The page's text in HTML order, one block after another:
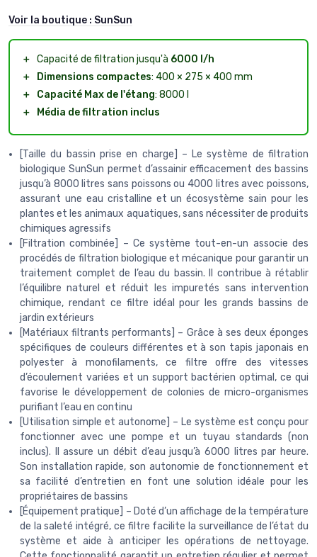
Voir la boutique : SunSun
＋ Capacité de filtration jusqu'à 6000 l/h
＋
Dimensions compactes: 400 × 275 × 400 mm
＋
Capacité Max de l'étang: 8000 l
＋
Média de filtration inclus
[Taille du bassin prise en charge] – Le système de filtration
biologique SunSun permet d’assainir efficacement des bassins
jusqu’à 8000 litres sans poissons ou 4000 litres avec poissons,
assurant une eau cristalline et un écosystème sain pour les
plantes et les animaux aquatiques, sans nécessiter de produits
chimiques agressifs
[Filtration combinée] – Ce système tout-en-un associe des
procédés de filtration biologique et mécanique pour garantir un
traitement complet de l’eau du bassin. Il contribue à rétablir
l’équilibre naturel et réduit les impuretés sans intervention
chimique, rendant ce filtre idéal pour les grands bassins de
jardin extérieurs
[Matériaux filtrants performants] – Grâce à ses deux éponges
spécifiques de couleurs différentes et à son tapis japonais en
polyester à monofilaments, ce filtre offre des vitesses
d’écoulement variées et un support bactérien optimal, ce qui
favorise le développement de colonies de micro-organismes
purifiant l’eau en continu
[Utilisation simple et autonome] – Le système est conçu pour
fonctionner avec une pompe et un tuyau standards (non
inclus). Il assure un débit d’eau jusqu’à 6000 litres par heure.
Son installation rapide, son autonomie de fonctionnement et
sa facilité d’entretien en font une solution idéale pour les
propriétaires de bassins
[Équipement pratique] – Doté d’un affichage de la température
de la saleté intégré, ce filtre facilite la surveillance de l’état du
système et aide à anticiper les opérations de nettoyage.